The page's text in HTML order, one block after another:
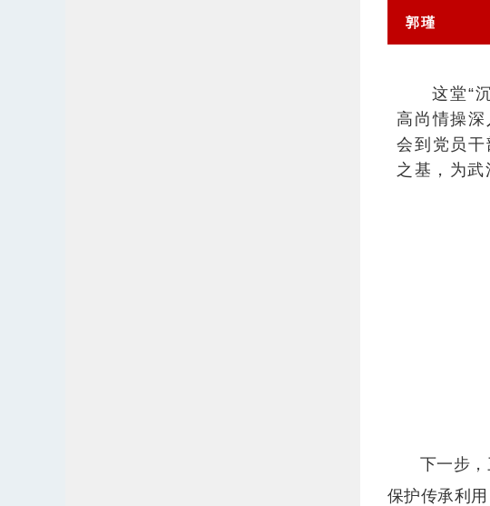
郭瑾
这堂“
高尚情操
会到党员
之基，为武
下一步
保护传承利